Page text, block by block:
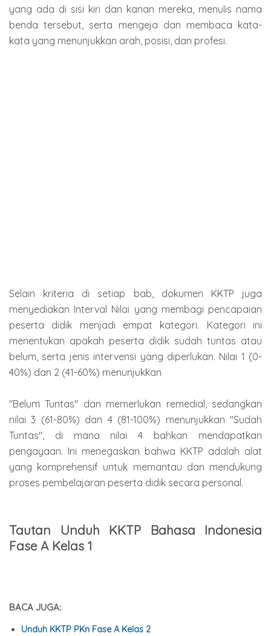
yang ada di sisi kiri dan kanan mereka, menulis nama
benda tersebut, serta mengeja dan membaca kata-
kata yang menunjukkan arah, posisi, dan profesi.
Selain kriteria di setiap bab, dokumen KKTP juga
menyediakan Interval Nilai yang membagi pencapaian
peserta didik menjadi empat kategori. Kategori ini
menentukan apakah peserta didik sudah tuntas atau
belum, serta jenis intervensi yang diperlukan. Nilai 1 (0-
40%) dan 2 (41-60%) menunjukkan
"Belum Tuntas" dan memerlukan remedial, sedangkan
nilai 3 (61-80%) dan 4 (81-100%) menunjukkan "Sudah
Tuntas", di mana nilai 4 bahkan mendapatkan
pengayaan. Ini menegaskan bahwa KKTP adalah alat
yang komprehensif untuk memantau dan mendukung
proses pembelajaran peserta didik secara personal.
Tautan Unduh KKTP Bahasa Indonesia
Fase A Kelas 1
BACA JUGA:
Unduh KKTP PKn Fase A Kelas 2